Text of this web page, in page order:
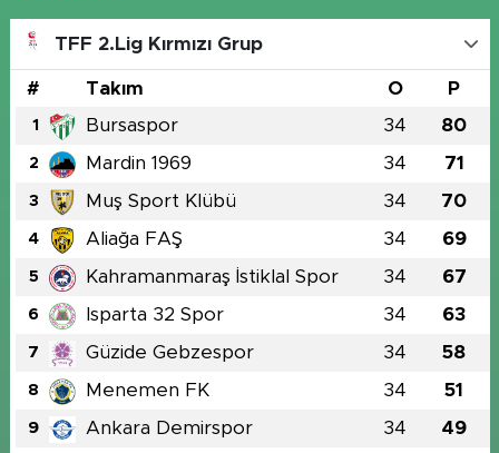
TFF 2.Lig Kırmızı Grup
# Takım O P
1 Bursaspor 34 80
2 Mardin 1969 34 71
3 Muş Sport Klübü 34 70
4 Aliağa FAŞ 34 69
5 Kahramanmaraş İstiklal Spor 34 67
6 Isparta 32 Spor 34 63
7 Güzide Gebzespor 34 58
8 Menemen FK 34 51
9 Ankara Demirspor 34 49